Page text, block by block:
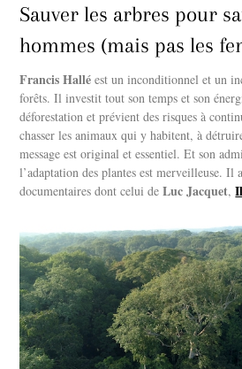
Sauver les arbres pour
hommes (mais pas les
Francis Hallé est un inconditionnel et un
forêts. Il investit tout son temps et son
déforestation et prévient des risques à
chasser les animaux qui y habitent, à
message est original et essentiel. Et son
l’adaptation des plantes est merveilleuse. Il
documentaires dont celui deLuc Jacquet,